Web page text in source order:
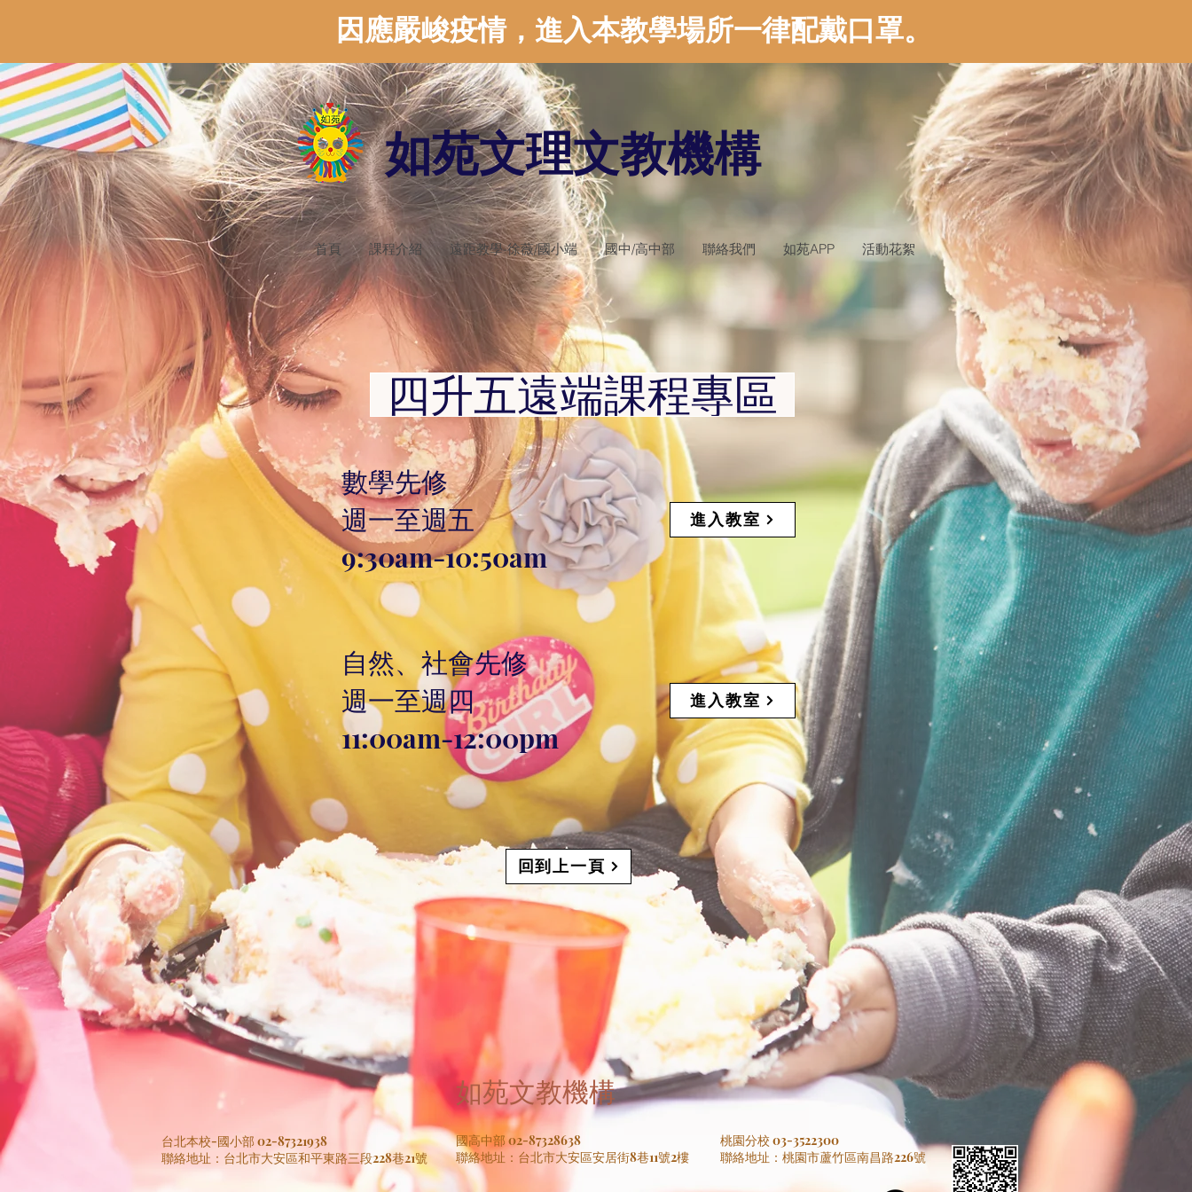
因應嚴峻疫情，進入本教學場所一律配戴口罩。
如苑文理文教機構
首頁 課程介紹 遠距教學-徐薇/國小端 國中/高中部 聯絡我們 如苑APP 活動花絮
四升五遠端課程專區
數學先修
週一至週五
​9:30am-10:50am
進入教室
自然、社會先修
週一至週四
​11:00am-12:00pm
進入教室
回到上一頁
如苑文教機構
台北本校-國小部 02-87321938
聯絡地址：台北市大安區和平東路三段228巷21號
桃園分校 03-3522300
​聯絡地址：桃園市蘆竹區南昌路226號
國高中部 02-87328638
聯絡地址：台北市大安區安居街8巷11號2樓